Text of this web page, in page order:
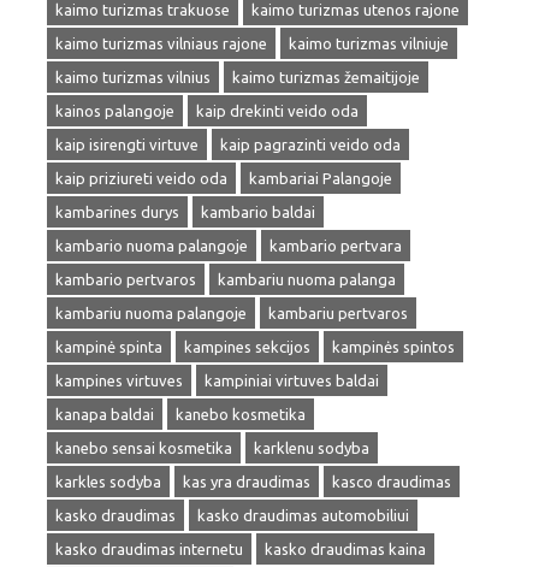
kaimo turizmas trakuose
kaimo turizmas utenos rajone
kaimo turizmas vilniaus rajone
kaimo turizmas vilniuje
kaimo turizmas vilnius
kaimo turizmas žemaitijoje
kainos palangoje
kaip drekinti veido oda
kaip isirengti virtuve
kaip pagrazinti veido oda
kaip priziureti veido oda
kambariai Palangoje
kambarines durys
kambario baldai
kambario nuoma palangoje
kambario pertvara
kambario pertvaros
kambariu nuoma palanga
kambariu nuoma palangoje
kambariu pertvaros
kampinė spinta
kampines sekcijos
kampinės spintos
kampines virtuves
kampiniai virtuves baldai
kanapa baldai
kanebo kosmetika
kanebo sensai kosmetika
karklenu sodyba
karkles sodyba
kas yra draudimas
kasco draudimas
kasko draudimas
kasko draudimas automobiliui
kasko draudimas internetu
kasko draudimas kaina